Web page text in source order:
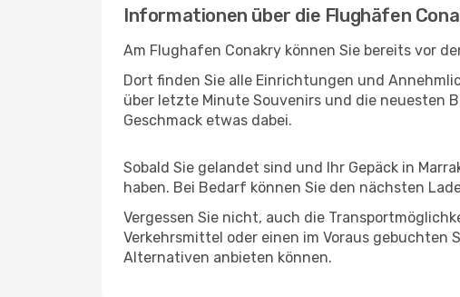
Informationen über die Flughäfen
Am Flughafen Conakry können Sie bereits vor
Dort finden Sie alle Einrichtungen und
über letzte Minute Souvenirs und die neuesten
Geschmack etwas dabei.
Sobald Sie gelandet sind und Ihr Gepäck in
haben. Bei Bedarf können Sie den nächsten
Vergessen Sie nicht, auch die
Verkehrsmittel oder einen im Voraus
Alternativen anbieten können.